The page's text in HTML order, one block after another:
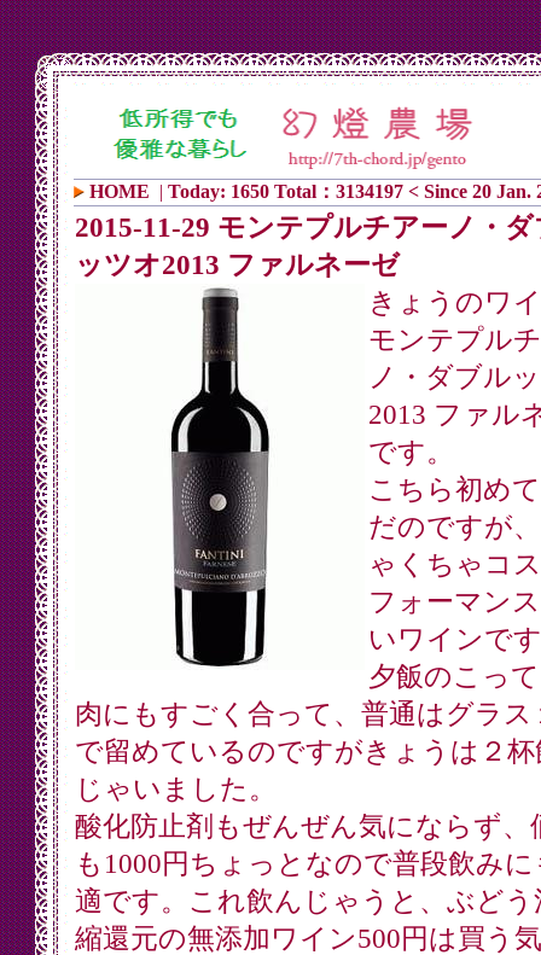
HOME | Today: 1650 Total：3134197 < Since 20 Jan.
2015-11-29 モンテプルチアーノ・
ッツオ2013 ファルネーゼ
きょうのワ
モンテプル
ノ・ダブル
2013 ファル
です。
こちら初め
だのですが
ゃくちゃコ
フォーマン
いワインで
夕飯のこっ
肉にもすごく合って、普通はグラス
で留めているのですがきょうは２杯
じゃいました。
酸化防止剤もぜんぜん気にならず、
も1000円ちょっとなので普段飲みに
適です。これ飲んじゃうと、ぶどう
縮還元の無添加ワイン500円は買う